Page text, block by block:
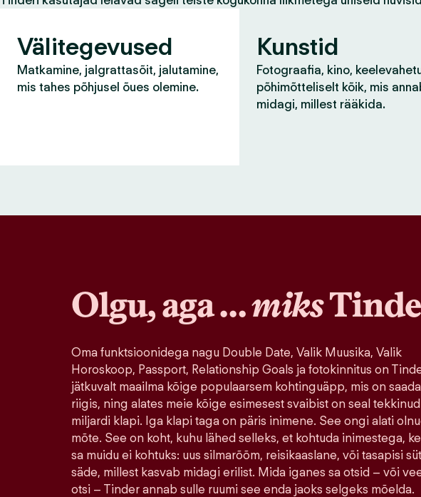
Välitegevused
Matkamine, jalgrattasõit, jalutamine,
mis tahes põhjusel õues olemine.
Kunstid
Fotograafia, kino,
põhimõtteliselt kõik, mis
midagi, millest rääkida.
Olgu, aga …miks
Oma funktsioonidega nagu Double Date, Valik Muusika, Valik
Horoskoop, Passport, Relationship Goals ja fotokinnitus on
jätkuvalt maailma kõige populaarsem kohtinguäpp, mis on
riigis, ning alates meie kõige esimesest svaibist on seal
miljardi klapi. Iga klapi taga on päris inimene. See ongi alati
mõte. See on koht, kuhu lähed selleks, et kohtuda inimestega,
sa muidu ei kohtuks: uus silmarõõm, reisikaaslane, või tasapisi
säde, millest kasvab midagi erilist. Mida iganes sa otsid – või
otsi – Tinder annab sulle ruumi see enda jaoks selgeks mõelda.